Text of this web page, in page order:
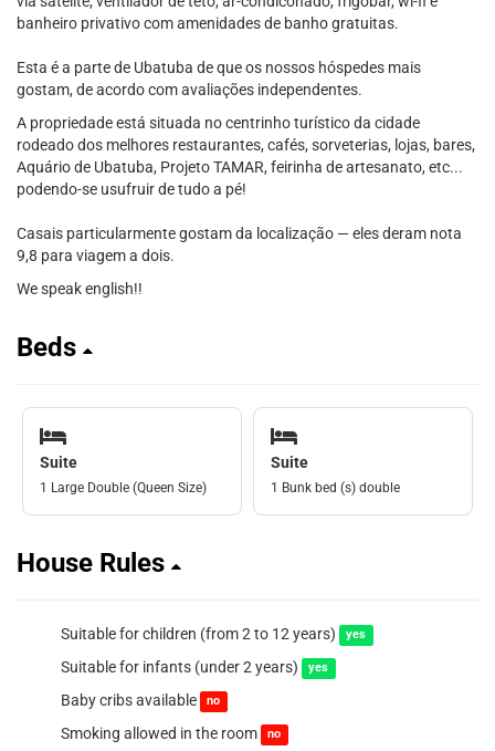
banheiro privativo com amenidades de banho gratuitas.
Esta é a parte de Ubatuba de que os nossos hóspedes mais
gostam, de acordo com avaliações independentes.
A propriedade está situada no centrinho turístico da cidade
rodeado dos melhores restaurantes, cafés, sorveterias, lojas, bares,
Aquário de Ubatuba, Projeto TAMAR, feirinha de artesanato, etc...
podendo-se usufruir de tudo a pé!
Casais particularmente gostam da localização — eles deram nota
9,8 para viagem a dois.
We speak english!!
Beds
Suite
1 Large Double (Queen Size)
Suite
1 Bunk bed (s) double
House Rules
Suitable for children (from 2 to 12 years) yes
Suitable for infants (under 2 years) yes
Baby cribs available no
Smoking allowed in the room no